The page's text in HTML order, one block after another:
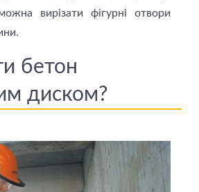
вирізати фігурні отвори
бетон
диском?